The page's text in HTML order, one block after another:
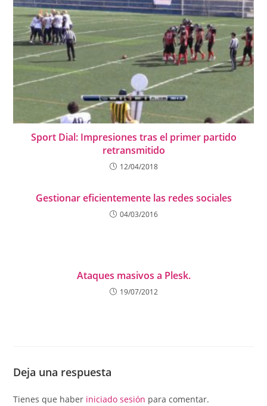
Sport Dial: Impresiones tras el primer partido
retransmitido
12/04/2018
Gestionar eficientemente las redes sociales
04/03/2016
Ataques masivos a Plesk.
19/07/2012
Deja una respuesta
Tienes que haber iniciado sesión para comentar.